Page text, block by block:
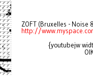
ZOFT (Bruxelles - Noise
http://
{youtubejw